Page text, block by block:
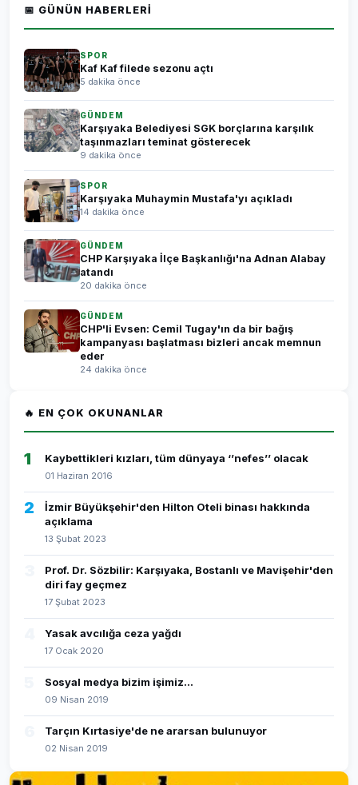
📅 GÜNÜN HABERLERI
SPOR
Kaf Kaf filede sezonu açtı
5 dakika önce
GÜNDEM
Karşıyaka Belediyesi SGK borçlarına karşılık
taşınmazları teminat gösterecek
9 dakika önce
SPOR
Karşıyaka Muhaymin Mustafa'yı açıkladı
14 dakika önce
GÜNDEM
CHP Karşıyaka İlçe Başkanlığı'na Adnan Alabay
atandı
20 dakika önce
GÜNDEM
CHP'li Evsen: Cemil Tugay'ın da bir bağış
kampanyası başlatması bizleri ancak memnun
eder
24 dakika önce
🔥 EN ÇOK OKUNANLAR
1 Kaybettikleri kızları, tüm dünyaya ‘’nefes’’ olacak
01 Haziran 2016
2
İzmir Büyükşehir'den Hilton Oteli binası hakkında
açıklama
13 Şubat 2023
Prof. Dr. Sözbilir: Karşıyaka, Bostanlı ve Mavişehir'den
diri fay geçmez
17 Şubat 2023
Yasak avcılığa ceza yağdı
17 Ocak 2020
Sosyal medya bizim işimiz...
09 Nisan 2019
Tarçın Kırtasiye'de ne ararsan bulunuyor
02 Nisan 2019